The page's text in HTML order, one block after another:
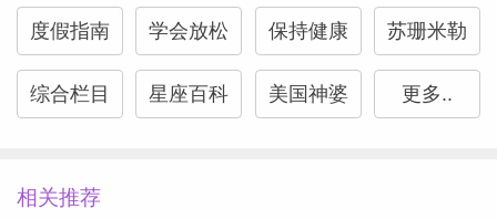
度假指南 学会放松 保持健康 苏珊米勒
综合栏目 星座百科 美国神婆 更多..
相关推荐